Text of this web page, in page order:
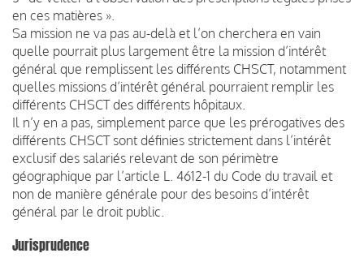
en ces matières ».
Sa mission ne va pas au-delà et l’on cherchera en vain
quelle pourrait plus largement être la mission d’intérêt
général que remplissent les différents CHSCT, notamment
quelles missions d’intérêt général pourraient remplir les
différents CHSCT des différents hôpitaux.
Il n’y en a pas, simplement parce que les prérogatives des
différents CHSCT sont définies strictement dans l’intérêt
exclusif des salariés relevant de son périmètre
géographique par l’article L. 4612-1 du Code du travail et
non de manière générale pour des besoins d’intérêt
général par le droit public.
Jurisprudence